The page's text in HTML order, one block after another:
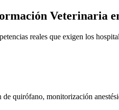
Veterinaria
reales que exigen los
quirófano, monitorización